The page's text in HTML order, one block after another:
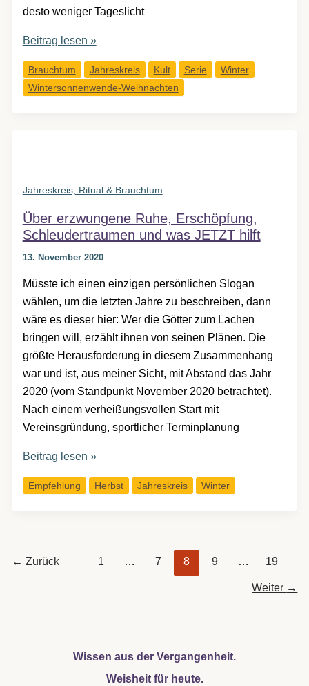
desto weniger Tageslicht
Wintersonnenwende
Weihnachten:
Geschichte
Beitrag lesen »
Brauchtum Jahreskreis Kult Serie
Winter
Wintersonnenwende-Weihnachten
Jahreskreis, Ritual & Brauchtum
Über erzwungene Ruhe, Erschöpfung,
Schleudertraumen und was JETZT hilft
13. November 2020
Müsste ich einen einzigen persönlichen Slogan
wählen, um die letzten Jahre zu beschreiben, dann
wäre es dieser hier: Wer die Götter zum Lachen
bringen will, erzählt ihnen von seinen Plänen. Die
größte Herausforderung in diesem Zusammenhang
war und ist, aus meiner Sicht, mit Abstand das Jahr
2020 (vom Standpunkt November 2020 betrachtet).
Nach einem verheißungsvollen Start mit
Vereinsgründung, sportlicher Terminplanung
Über
Ruhe,
was
Beitrag lesen »
Empfehlung Herbst Jahreskreis Winter
← Zurück 1 … 7 8 9 … 19
Weiter →
Wissen aus der Vergangenheit.
Weisheit für heute.